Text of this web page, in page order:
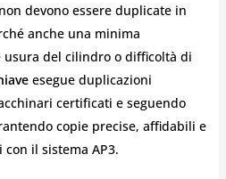
devono essere duplicate in
anche una minima
usura del cilindro o difficoltà di
esegue duplicazioni
certificati e seguendo
copie precise, affidabili e
il sistema AP3.